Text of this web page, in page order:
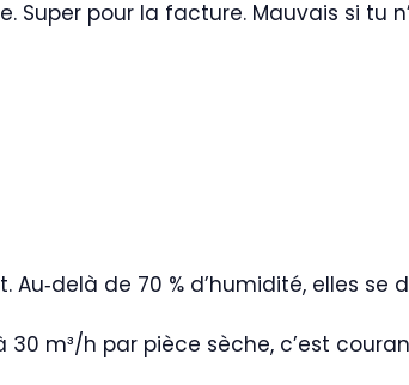
pour la facture. Mauvais si tu
de 70 % d’humidité, elles se
30 m³/h par pièce sèche, c’est